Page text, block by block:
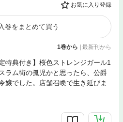
お気に入り登録
巻をまとめて買う
1巻から | 最新刊から
特典付き】桜色ストレンジガール1
ラム街の孤児かと思ったら、公爵
嬢でした。店舗召喚で生き延びま